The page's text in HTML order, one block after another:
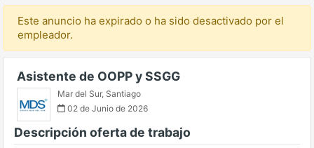
Este anuncio ha expirado o ha sido desactivado por el
empleador.
Asistente de OOPP y SSGG
Mar del Sur, Santiago
02 de Junio de 2026
Descripción oferta de trabajo